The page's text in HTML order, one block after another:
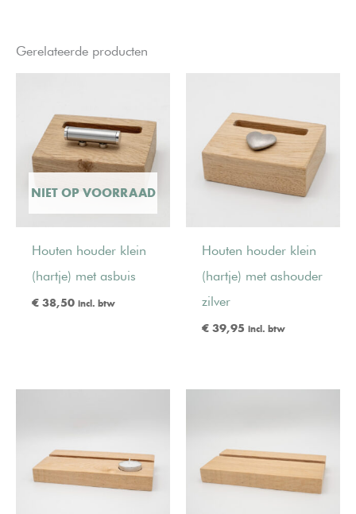
Gerelateerde producten
NIET OP VOORRAAD
Houten houder klein
(hartje) met asbuis
€38,50 incl. btw
Houten houder klein
(hartje) met ashouder
zilver
€39,95 incl. btw